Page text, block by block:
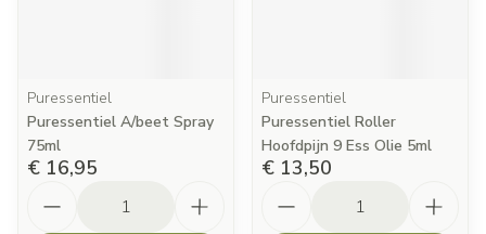
Puressentiel
Puressentiel A/beet Spray
75ml
€ 16,95
Puressentiel
Puressentiel Roller
Hoofdpijn 9 Ess Olie 5ml
€ 13,50